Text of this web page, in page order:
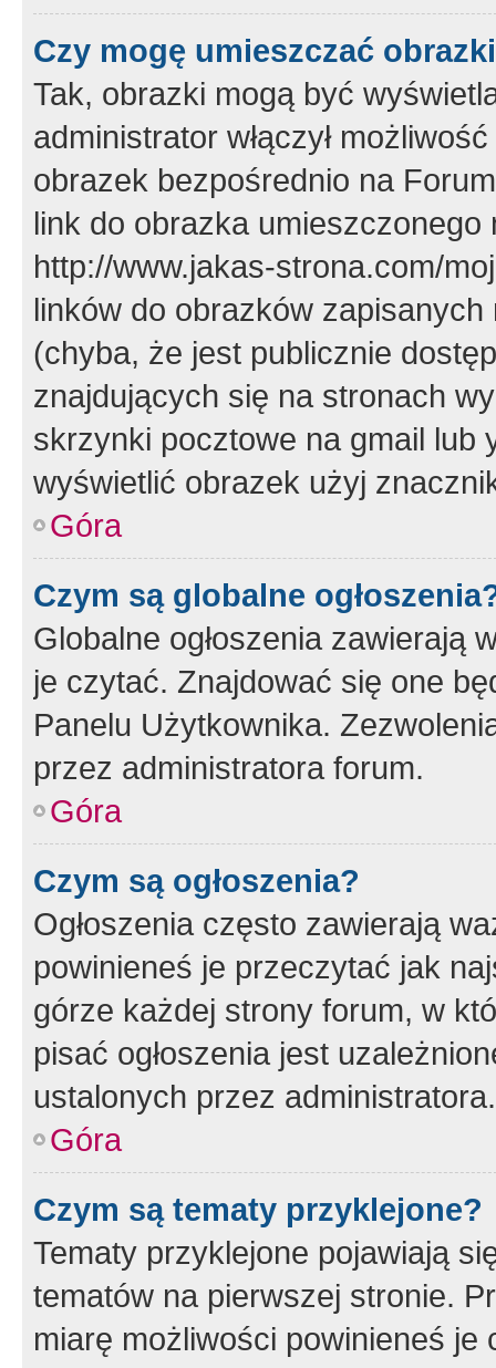
Czy mogę umieszczać
Tak, obrazki mogą być
administrator włączył
obrazek bezpośrednio na
link do obrazka
http://www.jakas-strona.com/
linków do obrazków
(chyba, że jest publicznie
znajdujących się na stronach
skrzynki pocztowe na gmail lub
wyświetlić obrazek użyj
Góra
Czym są globalne
Globalne ogłoszenia zawierają
je czytać. Znajdować się one
Panelu Użytkownika.
przez administratora forum.
Góra
Czym są ogłoszenia?
Ogłoszenia często zawierają
powinieneś je przeczytać jak
górze każdej strony forum, w
pisać ogłoszenia jest
ustalonych przez administratora.
Góra
Czym są tematy przyklejone?
Tematy przyklejone pojawiają
tematów na pierwszej stronie.
miarę możliwości powinieneś je